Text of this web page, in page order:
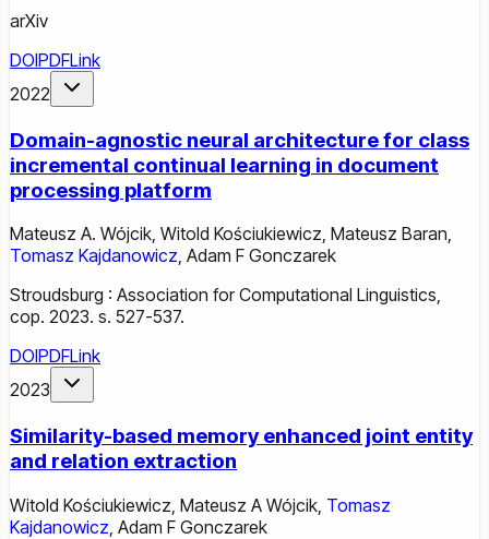
arXiv
DOIPDFLink
2022
Domain-agnostic neural architecture for class
incremental continual learning in document
processing platform
Mateusz A. Wójcik, Witold Kościukiewicz, Mateusz Baran,
Tomasz Kajdanowicz, Adam F Gonczarek
Stroudsburg : Association for Computational Linguistics,
cop. 2023. s. 527-537.
DOIPDFLink
2023
Similarity-based memory enhanced joint entity
and relation extraction
Witold Kościukiewicz Mateusz A Wójcik Tomasz
Kajdanowicz Adam F Gonczarek